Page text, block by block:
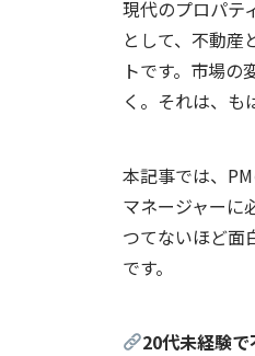
現代のプロパテ
として、不動産
トです。市場
く。それは、も
本記事では、 PM
マネージャーに
つてないほど面
です。
20代未経験